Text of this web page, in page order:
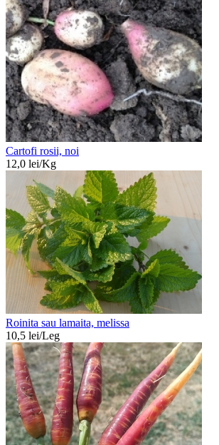
Cartofi rosii, noi
12,0 lei/Kg
Roinita sau lamaita, melissa
10,5 lei/Leg